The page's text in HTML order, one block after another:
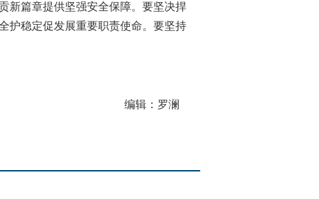
新篇章提供坚强安全保障。要坚决捍
护稳定促发展重要职责使命。要坚持
编辑：罗澜